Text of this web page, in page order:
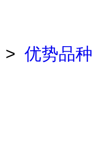
> 优势品种